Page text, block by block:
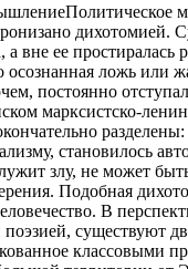
Политическое
дихотомией.
а вне ее простиралась
осознанная ложь или
постоянно
марксистско-
становилось
злу, не может
Подобная
В
существуют
классовыми